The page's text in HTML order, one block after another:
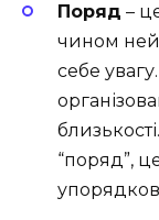
Поряд –
чином
себе
“поряд”,